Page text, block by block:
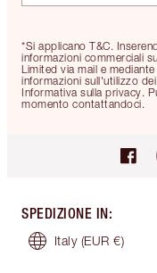
*Si applicano T&C.
informazioni commerciali
Limited via mail e
informazioni sull'utilizzo
Informativa sulla privacy.
momento contattandoci.
SPEDIZIONE IN:
Italy (EUR €)